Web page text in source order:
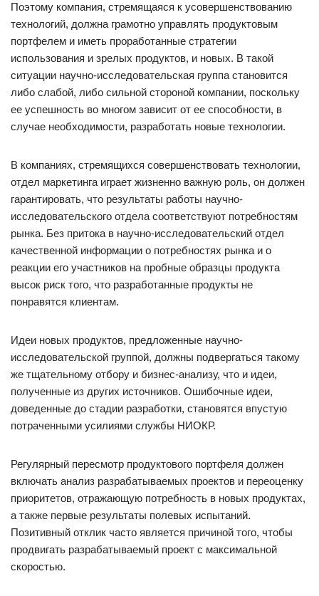
Поэтому компания, стремящаяся к усовершенствованию
технологий, должна грамотно управлять продуктовым
портфелем и иметь проработанные стратегии
использования и зрелых продуктов, и новых. В такой
ситуации научно-исследовательская группа становится
либо слабой, либо сильной стороной компании, поскольку
ее успешность во многом зависит от ее способности, в
случае необходимости, разработать новые технологии.
В компаниях, стремящихся совершенствовать технологии,
отдел маркетинга играет жизненно важную роль, он должен
гарантировать, что результаты работы научно-
исследовательского отдела соответствуют потребностям
рынка. Без притока в научно-исследовательский отдел
качественной информации о потребностях рынка и о
реакции его участников на пробные образцы продукта
высок риск того, что разработанные продукты не
понравятся клиентам.
Идеи новых продуктов, предложенные научно-
исследовательской группой, должны подвергаться такому
же тщательному отбору и бизнес-анализу, что и идеи,
полученные из других источников. Ошибочные идеи,
доведенные до стадии разработки, становятся впустую
потраченными усилиями службы НИОКР.
Регулярный пересмотр продуктового портфеля должен
включать анализ разрабатываемых проектов и переоценку
приоритетов, отражающую потребность в новых продуктах,
а также первые результаты полевых испытаний.
Позитивный отклик часто является причиной того, чтобы
продвигать разрабатываемый проект с максимальной
скоростью.